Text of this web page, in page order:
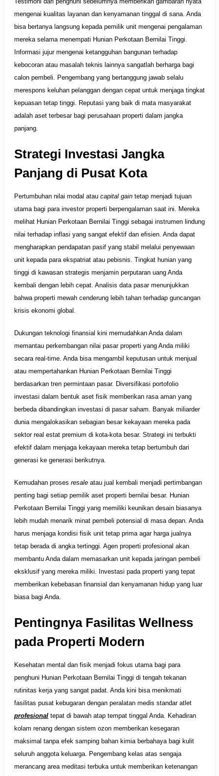
mengenai kualitas layanan dan kenyamanan tinggal di sana. Anda
bisa bertanya langsung kepada pemilik unit mengenai pengalaman
mereka selama menempati Hunian Perkotaan Bernilai Tinggi.
Informasi jujur mengenai ketangguhan bangunan terhadap
kebocoran atau masalah teknis lainnya sangatlah berharga bagi
calon pembeli. Pengembang yang bertanggung jawab selalu
merespons keluhan pelanggan dengan cepat untuk menjaga tingkat
kepuasan tetap tinggi. Reputasi yang baik di mata masyarakat
adalah aset terbesar bagi perusahaan properti dalam jangka
panjang.
Strategi Investasi Jangka
Panjang di Pusat Kota
Pertumbuhan nilai modal atau capital gaintetap menjadi tujuan
utama bagi para investor properti berpengalaman saat ini. Mereka
melihat Hunian Perkotaan Bernilai Tinggi sebagai instrumen lindung
nilai terhadap inflasi yang sangat efektif dan efisien. Anda dapat
mengharapkan pendapatan pasif yang stabil melalui penyewaan
unit kepada para ekspatriat atau pebisnis. Tingkat hunian yang
tinggi di kawasan strategis menjamin perputaran uang Anda
kembali dengan lebih cepat. Analisis data pasar menunjukkan
bahwa properti mewah cenderung lebih tahan terhadap guncangan
krisis ekonomi global.
Dukungan teknologi finansial kini memudahkan Anda dalam
memantau perkembangan nilai pasar properti yang Anda miliki
secara real-time. Anda bisa mengambil keputusan untuk menjual
atau mempertahankan Hunian Perkotaan Bernilai Tinggi
berdasarkan tren permintaan pasar. Diversifikasi portofolio
investasi dalam bentuk aset fisik memberikan rasa aman yang
berbeda dibandingkan investasi di pasar saham. Banyak miliarder
dunia mengalokasikan sebagian besar kekayaan mereka pada
sektor real estat premium di kota-kota besar. Strategi ini terbukti
efektif dalam menjaga kekayaan mereka tetap bertumbuh dari
generasi ke generasi berikutnya.
Kemudahan proses resaleatau jual kembali menjadi pertimbangan
penting bagi setiap pemilik aset properti bernilai besar. Hunian
Perkotaan Bernilai Tinggi yang memiliki keunikan desain biasanya
lebih mudah menarik minat pembeli potensial di masa depan. Anda
harus menjaga kondisi fisik unit tetap prima agar harga jualnya
tetap berada di angka tertinggi. Agen properti profesional akan
membantu Anda dalam memasarkan unit kepada jaringan pembeli
eksklusif yang mereka miliki. Investasi pada properti yang tepat
memberikan kebebasan finansial dan kenyamanan hidup yang luar
biasa bagi Anda.
Pentingnya Fasilitas Wellness
pada Properti Modern
Kesehatan mental dan fisik menjadi fokus utama bagi para
penghuni Hunian Perkotaan Bernilai Tinggi di tengah tekanan
rutinitas kerja yang sangat padat. Anda kini bisa menikmati
fasilitas pusat kebugaran dengan peralatan medis standar atlet
profesionaltepat di bawah atap tempat tinggal Anda. Kehadiran
kolam renang dengan sistem ozon memberikan kesegaran
maksimal tanpa efek samping bahan kimia berbahaya bagi kulit
seluruh anggota keluarga. Pengembang kelas atas sengaja
merancang area meditasi terbuka untuk memberikan ketenangan